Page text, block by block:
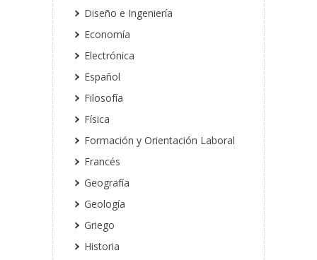
Diseño e Ingeniería
Economía
Electrónica
Español
Filosofía
Física
Formación y Orientación Laboral
Francés
Geografía
Geología
Griego
Historia